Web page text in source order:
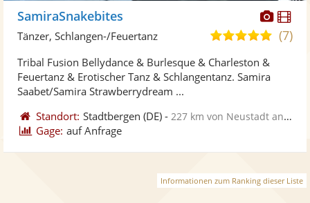
SamiraSnakebites
5,0(7)
Tänzer, Schlangen-/Feuertanz
Tribal Fusion Bellydance & Burlesque & Charleston &
Feuertanz & Erotischer Tanz & Schlangentanz. Samira
Saabet/Samira Strawberrydream ...
Standort: Stadtbergen (DE) - 227 km von Neustadt an der Weinstraße
Gage: auf Anfrage
Informationen zum Ranking dieser Liste